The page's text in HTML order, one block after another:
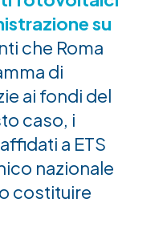
su
che Roma
di
ai fondi del
caso, i
a ETS
nazionale
costituire